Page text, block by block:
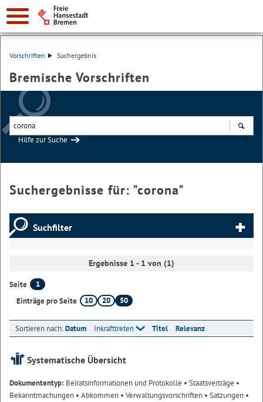
Vorschriften Suchergebnis
Bremische Vorschriften
Hilfe zur Suche
Suchergebnisse für: "corona"
Suchfilter
Ergebnisse 1 - 1 von (1)
Seite
1
Einträge pro Seite
10 20 50
Sortieren nach:Datum Inkrafttreten Titel Relevanz
Systematische Übersicht
Dokumententyp: Beiratsinformationen und Protokolle • Staatsverträge •
Bekanntmachungen • Abkommen • Verwaltungsvorschriften • Satzungen •